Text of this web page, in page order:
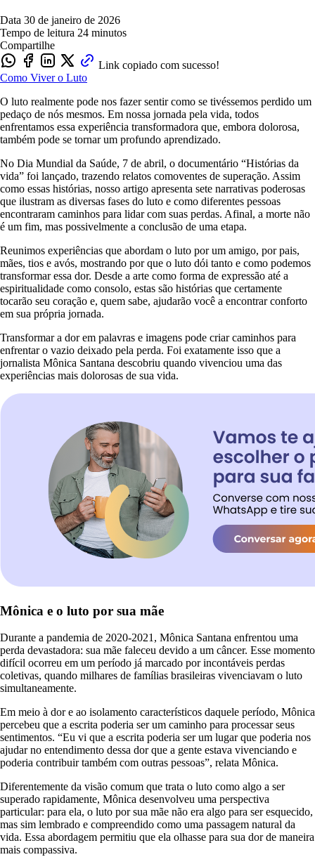
Data 30 de janeiro de 2026
Tempo de leitura 24 minutos
Compartilhe
Link copiado com sucesso!
Como Viver o Luto
O luto realmente pode nos fazer sentir como se tivéssemos perdido um
pedaço de nós mesmos. Em nossa jornada pela vida, todos
enfrentamos essa experiência transformadora que, embora dolorosa,
também pode se tornar um profundo aprendizado.
No Dia Mundial da Saúde, 7 de abril, o documentário “Histórias da
vida” foi lançado, trazendo relatos comoventes de superação. Assim
como essas histórias, nosso artigo apresenta sete narrativas poderosas
que ilustram as diversas fases do luto e como diferentes pessoas
encontraram caminhos para lidar com suas perdas. Afinal, a morte não
é um fim, mas possivelmente a conclusão de uma etapa.
Reunimos experiências que abordam o luto por um amigo, por pais,
mães, tios e avós, mostrando por que o luto dói tanto e como podemos
transformar essa dor. Desde a arte como forma de expressão até a
espiritualidade como consolo, estas são histórias que certamente
tocarão seu coração e, quem sabe, ajudarão você a encontrar conforto
em sua própria jornada.
Transformar a dor em palavras e imagens pode criar caminhos para
enfrentar o vazio deixado pela perda. Foi exatamente isso que a
jornalista Mônica Santana descobriu quando vivenciou uma das
experiências mais dolorosas de sua vida.
Mônica e o luto por sua mãe
Durante a pandemia de 2020-2021, Mônica Santana enfrentou uma
perda devastadora: sua mãe faleceu devido a um câncer. Esse momento
difícil ocorreu em um período já marcado por incontáveis perdas
coletivas, quando milhares de famílias brasileiras vivenciavam o luto
simultaneamente.
Em meio à dor e ao isolamento característicos daquele período, Mônica
percebeu que a escrita poderia ser um caminho para processar seus
sentimentos. “Eu vi que a escrita poderia ser um lugar que poderia nos
ajudar no entendimento dessa dor que a gente estava vivenciando e
poderia contribuir também com outras pessoas”, relata Mônica.
Diferentemente da visão comum que trata o luto como algo a ser
superado rapidamente, Mônica desenvolveu uma perspectiva
particular: para ela, o luto por sua mãe não era algo para ser esquecido,
mas sim lembrado e compreendido como uma passagem natural da
vida. Essa abordagem permitiu que ela olhasse para sua dor de maneira
mais compassiva.